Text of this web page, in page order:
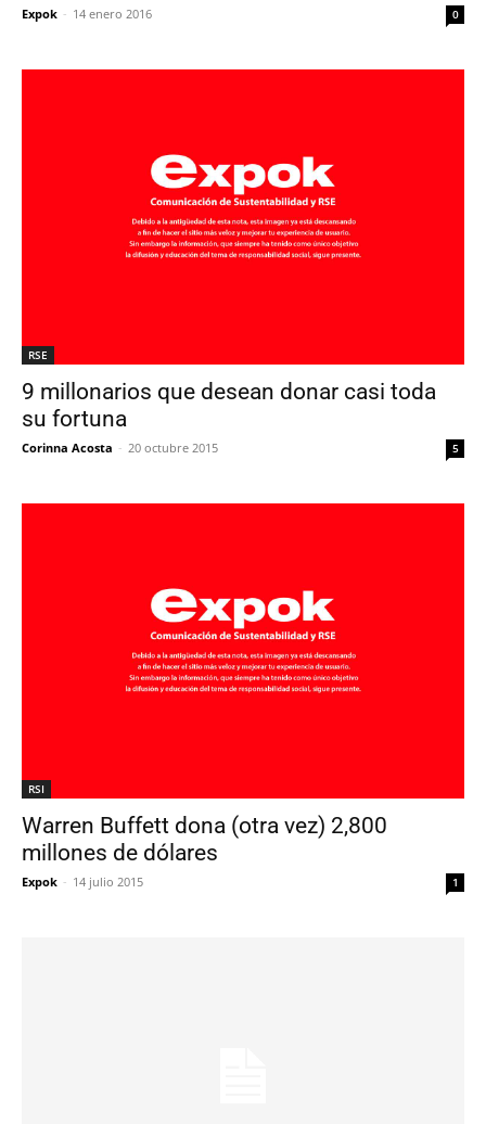
Expok - 14 enero 2016 0
RSE
9 millonarios que desean donar casi toda
su fortuna
Corinna Acosta - 20 octubre 2015 5
RSI
Warren Buffett dona (otra vez) 2,800
millones de dólares
Expok - 14 julio 2015 1